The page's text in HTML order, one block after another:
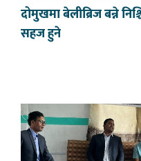
दोमुखमा बेलीब्रिज बन्ने
सहज हुने